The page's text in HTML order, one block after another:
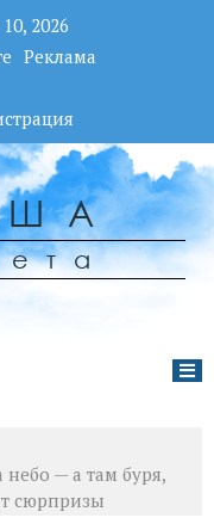
2026
Реклама
— а там буря,
сюрпризы